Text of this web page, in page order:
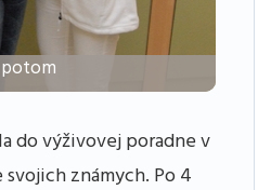
potom
do výživovej poradne v
známych. Po 4